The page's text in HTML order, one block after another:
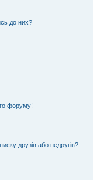
до них?
форуму!
друзів або недругів?